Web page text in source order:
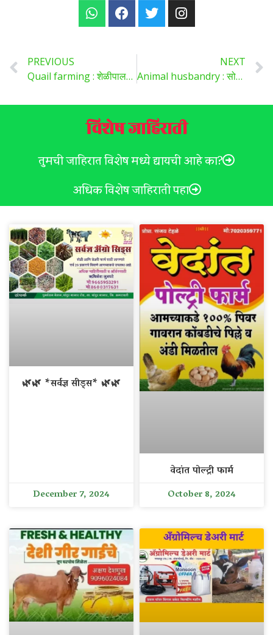
PREVIOUS
Quail farming : शेळीपालनातून मिळविले आर्थिक स्थैर्य !
NEXT
Animal husbandry : सोयाबीन दूध नवजात करडांसाठी फायदेशीर ,आधुनिक पशुपालनातील नवा प्रयोग !
विशेष जाहिराती
तुमची जाहिरात विशेष मध्ये द्यायची आहे का?
अधिक विशेष जाहिराती पहा
🌿🌿 *सर्वज्ञ सीड्स* 🌿🌿
December 7, 2024
वेदांत पोल्ट्री फार्म
October 8, 2024